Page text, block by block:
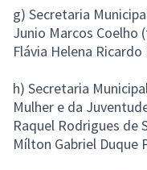
g) Secretaria
Junio Marcos Coelho
Flávia Helena
h) Secretaria
Mulher e da
Raquel Rodrigues de
Mílton Gabriel Duque